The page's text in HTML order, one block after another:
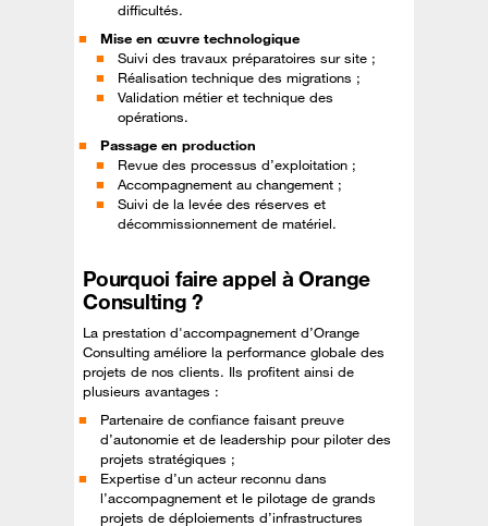
difficultés.
Mise en œuvre technologique
Suivi des travaux préparatoires sur site ;
Réalisation technique des migrations ;
Validation métier et technique des
opérations.
Passage en production
Revue des processus d’exploitation ;
Accompagnement au changement ;
Suivi de la levée des réserves et
décommissionnement de matériel.
Pourquoi faire appel à Orange
Consulting ?
La prestation d'accompagnement d’Orange
Consulting améliore la performance globale des
projets de nos clients. Ils profitent ainsi de
plusieurs avantages :
Partenaire de confiance faisant preuve
d’autonomie et de leadership pour piloter des
projets stratégiques ;
Expertise d’un acteur reconnu dans
l’accompagnement et le pilotage de grands
projets de déploiements d’infrastructures